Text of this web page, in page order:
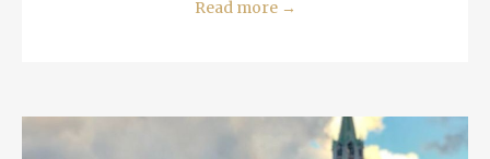
Read more →